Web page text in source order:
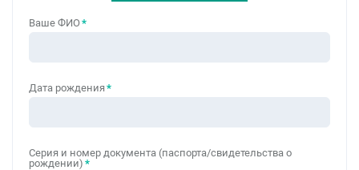
Ваше ФИО*
Дата рождения *
Серия и номер документа (паспорта/свидетельства о
рождении) *